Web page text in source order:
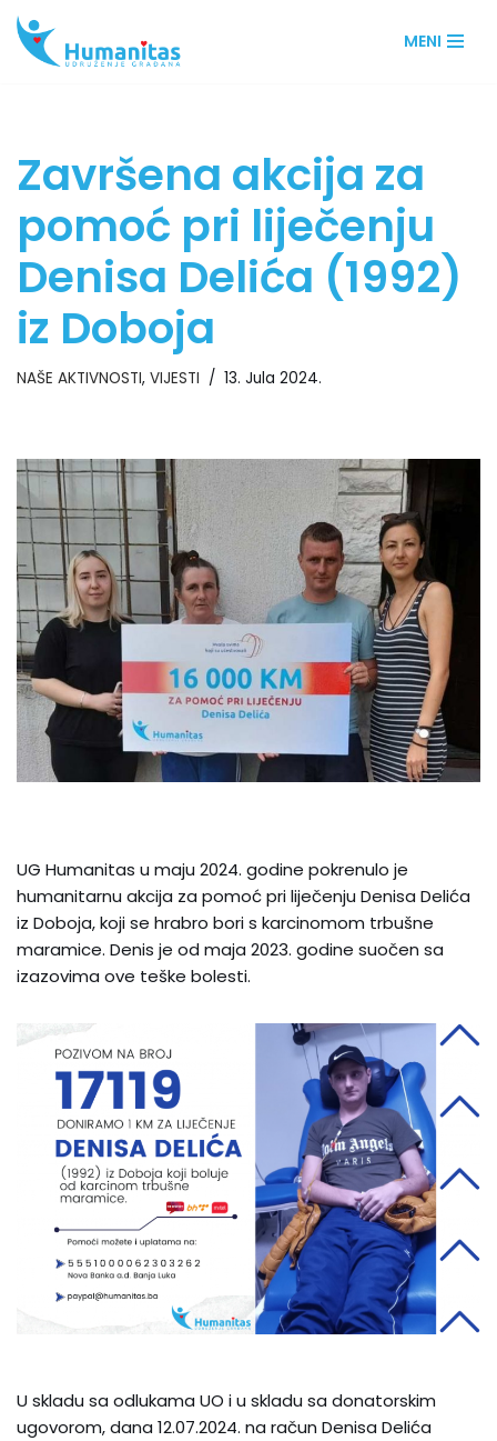
Skip
MENI
Završena akcija za
pomoć pri liječenju
Denisa Delića (1992)
iz Doboja
NAŠE AKTIVNOSTI, VIJESTI 13. Jula 2024.
UG Humanitas u maju 2024. godine pokrenulo je
humanitarnu akcija za pomoć pri liječenju Denisa Delića
iz Doboja, koji se hrabro bori s karcinomom trbušne
maramice. Denis je od maja 2023. godine suočen sa
izazovima ove teške bolesti.
U skladu sa odlukama UO i u skladu sa donatorskim
ugovorom, dana 12.07.2024. na račun Denisa Delića